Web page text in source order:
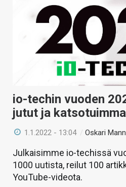
io-techin vuoden
jutut ja
1.1.2022 - 13:04 /Oskari
Julkaisimme io-techissä
1000 uutista, reilut 100
YouTube-videota.